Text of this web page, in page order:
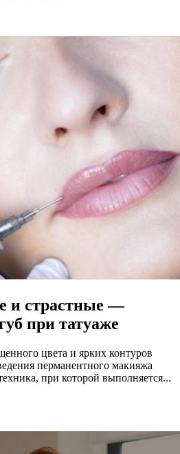
и страстные —
при татуаже
цвета и ярких контуров
перманентного макияжа
при которой выполняется...